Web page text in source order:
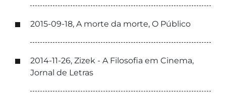
2015-09-18, A morte da morte, O Público
2014-11-26, Zizek - A Filosofia em Cinema,
Jornal de Letras